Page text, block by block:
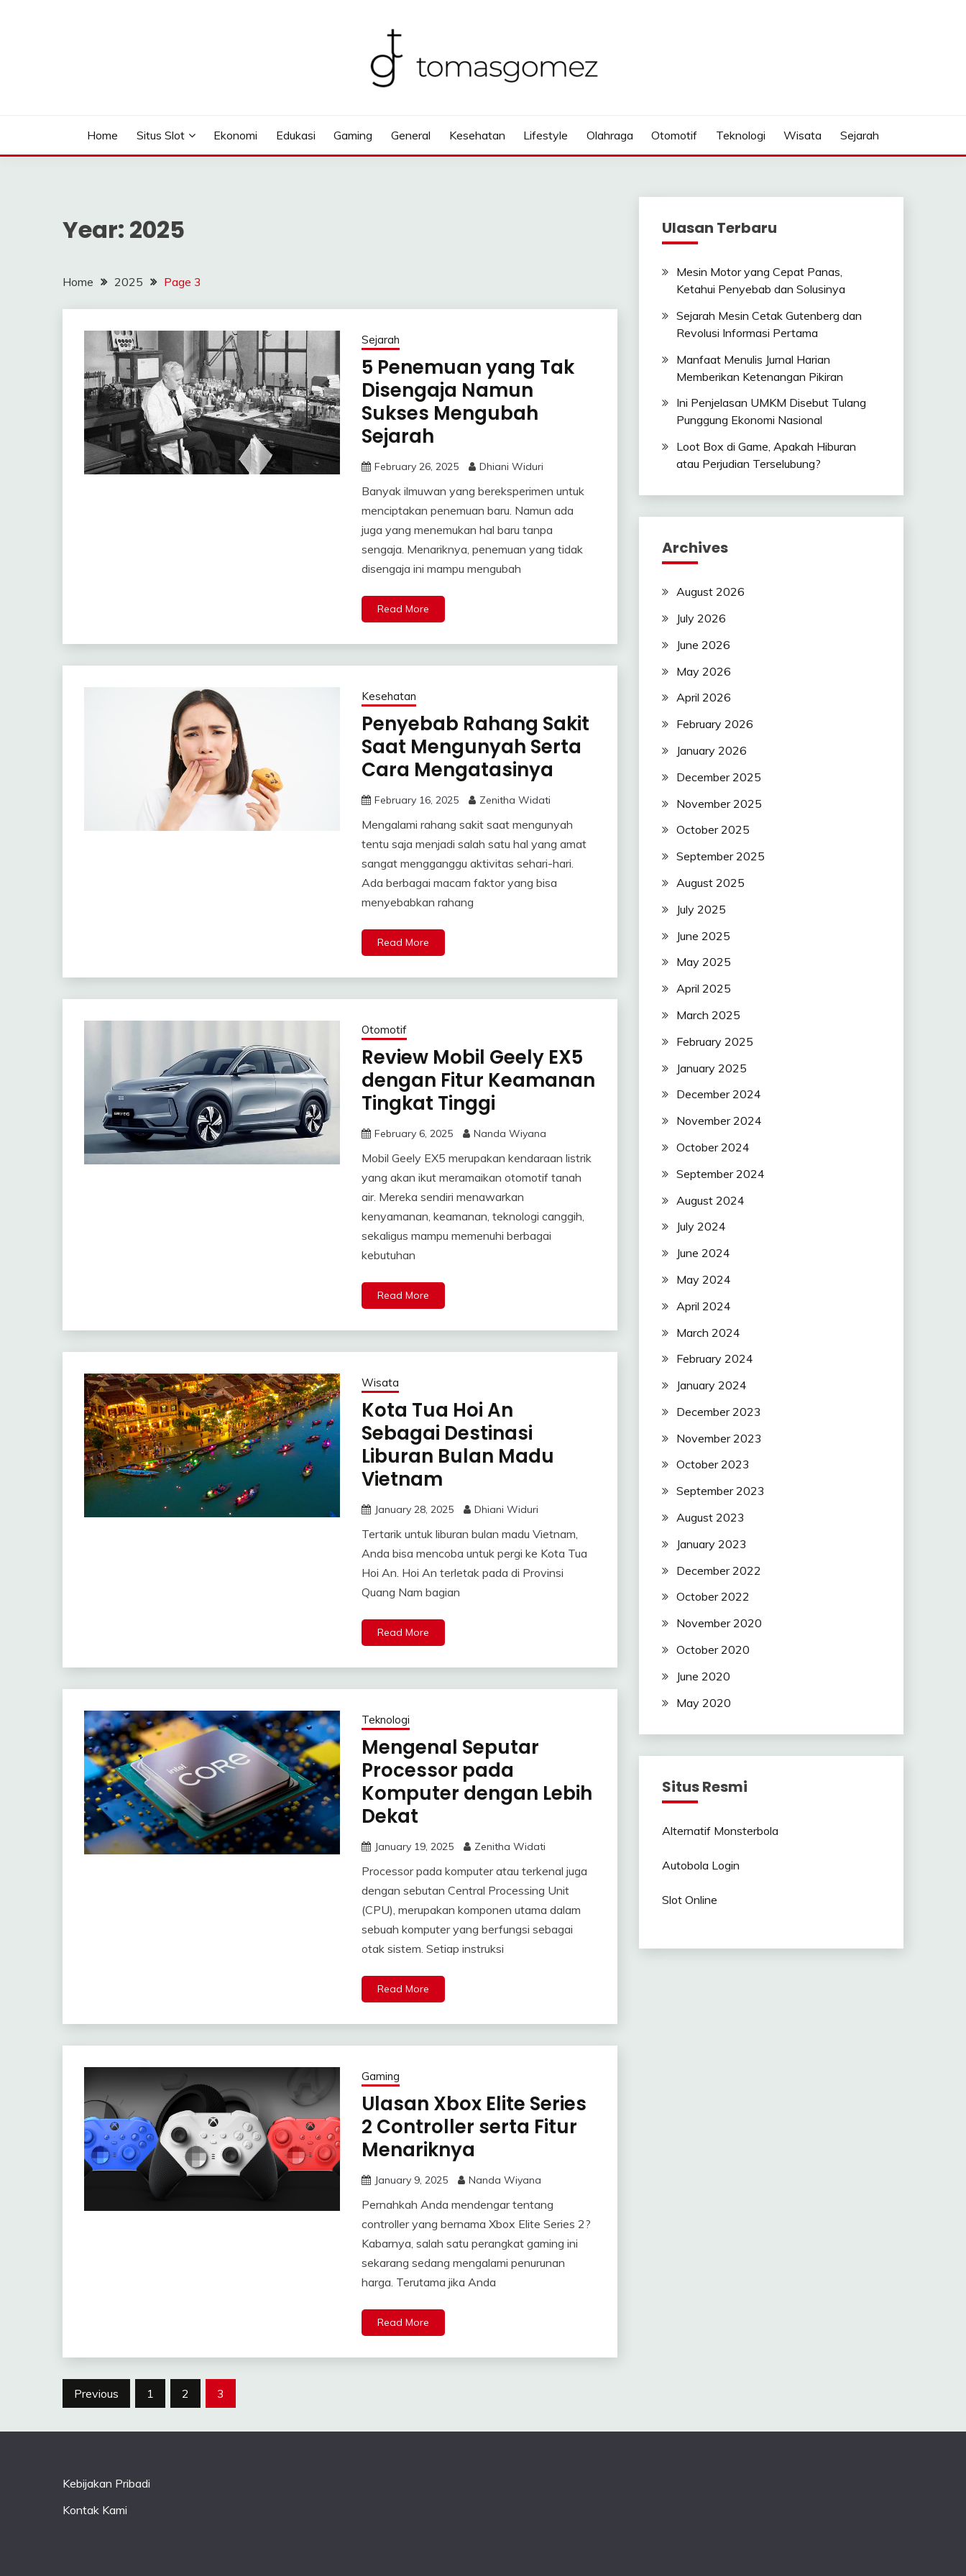
Home Situs Slot Ekonomi Edukasi Gaming General Kesehatan Lifestyle Olahraga Otomotif Teknologi Wisata Sejarah
Year: 2025
Home 2025 Page 3
Sejarah
5 Penemuan yang Tak
Disengaja Namun
Sukses Mengubah
Sejarah
February 26, 2025 Dhiani Widuri
Banyak ilmuwan yang bereksperimen untuk
menciptakan penemuan baru. Namun ada
juga yang menemukan hal baru tanpa
sengaja. Menariknya, penemuan yang tidak
disengaja ini mampu mengubah
Read More
Kesehatan
Penyebab Rahang Sakit
Saat Mengunyah Serta
Cara Mengatasinya
February 16, 2025 Zenitha Widati
Mengalami rahang sakit saat mengunyah
tentu saja menjadi salah satu hal yang amat
sangat mengganggu aktivitas sehari-hari.
Ada berbagai macam faktor yang bisa
menyebabkan rahang
Read More
Otomotif
Review Mobil Geely EX5
dengan Fitur Keamanan
Tingkat Tinggi
February 6, 2025 Nanda Wiyana
Mobil Geely EX5 merupakan kendaraan listrik
yang akan ikut meramaikan otomotif tanah
air. Mereka sendiri menawarkan
kenyamanan, keamanan, teknologi canggih,
sekaligus mampu memenuhi berbagai
kebutuhan
Read More
Wisata
Kota Tua Hoi An
Sebagai Destinasi
Liburan Bulan Madu
Vietnam
January 28, 2025 Dhiani Widuri
Tertarik untuk liburan bulan madu Vietnam,
Anda bisa mencoba untuk pergi ke Kota Tua
Hoi An. Hoi An terletak pada di Provinsi
Quang Nam bagian
Read More
Teknologi
Mengenal Seputar
Processor pada
Komputer dengan Lebih
Dekat
January 19, 2025 Zenitha Widati
Processor pada komputer atau terkenal juga
dengan sebutan Central Processing Unit
(CPU), merupakan komponen utama dalam
sebuah komputer yang berfungsi sebagai
otak sistem. Setiap instruksi
Read More
Gaming
Ulasan Xbox Elite Series
2 Controller serta Fitur
Menariknya
January 9, 2025 Nanda Wiyana
Pernahkah Anda mendengar tentang
controller yang bernama Xbox Elite Series 2?
Kabarnya, salah satu perangkat gaming ini
sekarang sedang mengalami penurunan
harga. Terutama jika Anda
Read More
Posts
Previous 1 2 3
Ulasan Terbaru
Mesin Motor yang Cepat Panas,
Ketahui Penyebab dan Solusinya
Sejarah Mesin Cetak Gutenberg dan
Revolusi Informasi Pertama
Manfaat Menulis Jurnal Harian
Memberikan Ketenangan Pikiran
Ini Penjelasan UMKM Disebut Tulang
Punggung Ekonomi Nasional
Loot Box di Game, Apakah Hiburan
atau Perjudian Terselubung?
Archives
August 2026
July 2026
June 2026
May 2026
April 2026
February 2026
January 2026
December 2025
November 2025
October 2025
September 2025
August 2025
July 2025
June 2025
May 2025
April 2025
March 2025
February 2025
January 2025
December 2024
November 2024
October 2024
September 2024
August 2024
July 2024
June 2024
May 2024
April 2024
March 2024
February 2024
January 2024
December 2023
November 2023
October 2023
September 2023
August 2023
January 2023
December 2022
October 2022
November 2020
October 2020
June 2020
May 2020
Situs Resmi
Alternatif Monsterbola
Autobola Login
Slot Online
Kebijakan Pribadi
Kontak Kami